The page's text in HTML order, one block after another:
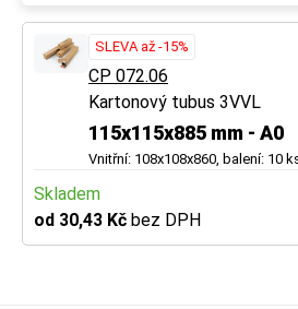
SLEVA až -15%
CP 072.06
Kartonový tubus 3VVL
115x115x885 mm - A0
Vnitřní: 108x108x860, balení: 10
Skladem
od 30,43 Kč bez DPH